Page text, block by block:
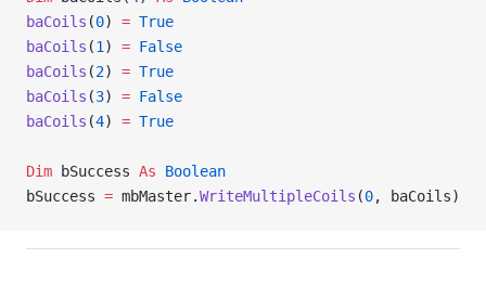
baCoils (0) = True
baCoils (1 ) = False
baCoils (2) = True
baCoils (3) = False
baCoils (4) = True
Dim bSuccess As Boolean
bSuccess = mbMaster.WriteMultipleCoils (0, baCoils)